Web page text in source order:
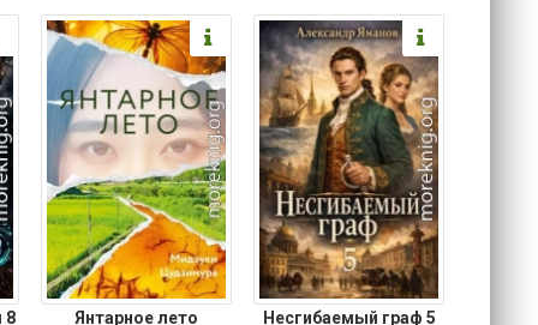
8 Янтарное лето Несгибаемый граф 5